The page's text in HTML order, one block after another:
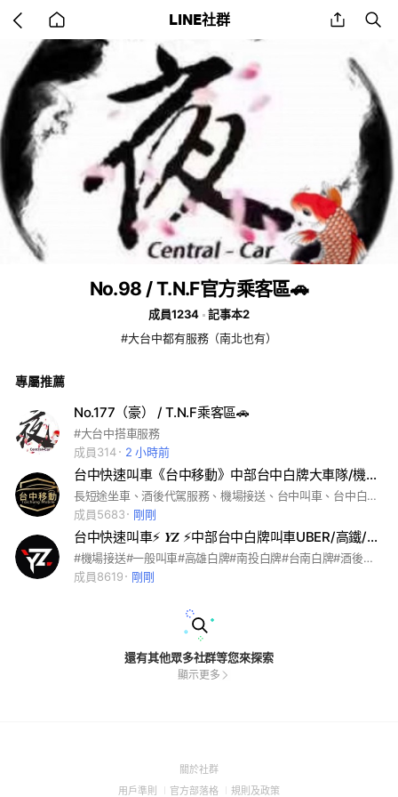
back
to
home
LINE社群 share
No.98 / T.N.F官方乘客區🚗
成員1234
記事本2
#大台中都有服務（南北也有）
專屬推薦
No.177（豪） / T.N.F乘客區🚗
#大台中搭車服務
成員314
2 小時前
台中快速叫車《台中移動》中部台中白牌大車隊/機場接送/代駕服務/搭車/計程車/Uber台中叫車
長短途坐車、酒後代駕服務、機場接送、台中叫車、台中白牌、白牌叫車、 🚘一般叫車｜預約叫車🚘 🚘酒後代駕｜跑腿代購🚘 🚘毛孩接送｜遠程包車🚘 🚘機場接送｜微型搬家🚘
成員5683
剛剛
台中快速叫車⚡️ 𝒀𝒁 ⚡️中部台中白牌叫車UBER/高鐵/機場接送/代駕/跑腿/台中叫車多元計程車
#機場接送#一般叫車#高雄白牌#南投白牌#台南白牌#酒後代駕#包車旅遊#簡易搬家#台北白牌#台中白牌#高雄叫車#南投叫車#白牌叫車#9人座機場接送#九人座機場接送#商務阿法
成員8619
剛剛
還有其他眾多社群等您來探索
顯示更多
關於社群(Open
用戶準則 (Open
官方部落格 (Open
規則及政策(Open